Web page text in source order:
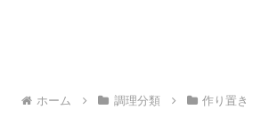
ホーム 調理分類 作り置き